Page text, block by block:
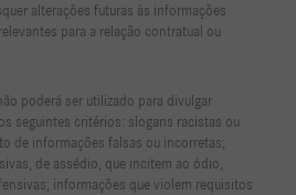
alterações futuras às informações
para a relação contratual ou
poderá ser utilizado para divulgar
seguintes critérios: slogans racistas ou
de informações falsas ou incorretas;
de assédio, que incitem ao ódio,
informações que violem requisitos